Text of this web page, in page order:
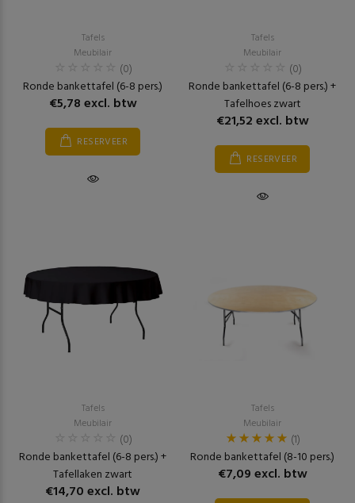
Tafels
Meubilair
(0)
Ronde bankettafel (6-8 pers.)
€5,78 excl. btw
RESERVEER
Tafels
Meubilair
(0)
Ronde bankettafel (6-8 pers.) +
Tafelhoes zwart
€21,52 excl. btw
RESERVEER
Tafels
Meubilair
(0)
Ronde bankettafel (6-8 pers.) +
Tafellaken zwart
€14,70 excl. btw
Tafels
Meubilair
(1)
Ronde bankettafel (8-10 pers.)
€7,09 excl. btw